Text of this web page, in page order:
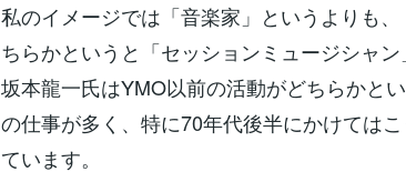
私のイメージでは「音楽家」というよりも
ちらかというと「セッションミュージシャン
坂本龍一氏はYMO以前の活動がどちらかと
の仕事が多く、特に70年代後半にかけては
ています。